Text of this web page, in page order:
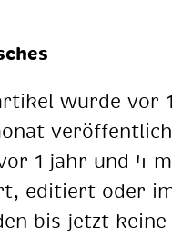
wurde vor
1 jahr und 4
editiert oder
bis jetzt